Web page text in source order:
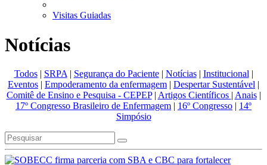
Visitas Guiadas
Notícias
Todos| SRPA | Segurança do Paciente| Notícias| Institucional |
Eventos | Empoderamento da enfermagem | Despertar Sustentável |
Comitê de Ensino e Pesquisa - CEPEP| Artigos Científicos | Anais|
17º Congresso Brasileiro de Enfermagem | 16º Congresso | 14º
Simpósio